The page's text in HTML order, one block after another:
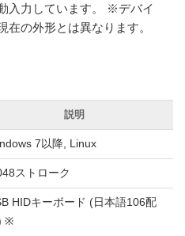
入力しています。 ※デバイ
在の外形とは異なります。
説明
7以降, Linux
ストローク
HIDキーボード (日本語106配
※